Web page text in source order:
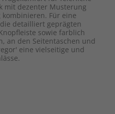
mit dezenter Musterung
Für eine
detailliert geprägten
sowie farblich
an den Seitentaschen und
eine vielseitige und